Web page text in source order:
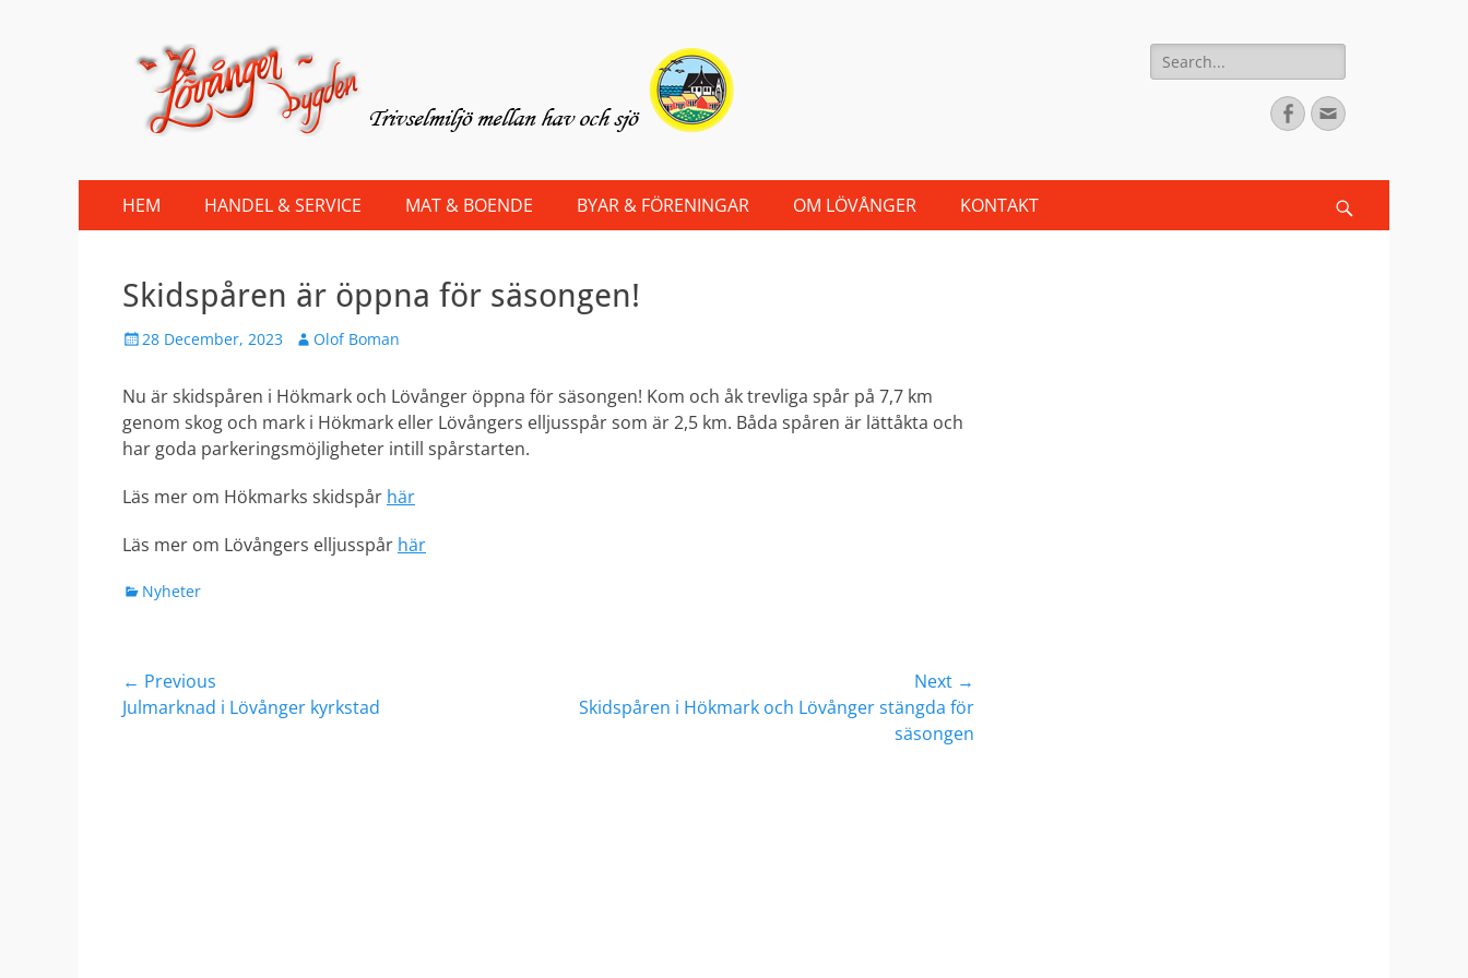
Lovanger.se
Välkommen till Lövånger
Search
for:
Facebook
Email
Primary
Menu
HEM HANDEL & SERVICE MAT & BOENDE BYAR & FÖRENINGAR OM LÖVÅNGER KONTAKT
Skidspåren är öppna för säsongen!
Posted
28 December, 2023 Author
Olof Boman
Nu är skidspåren i Hökmark och Lövånger öppna för säsongen! Kom och åk trevliga spår på 7,7 km
genom skog och mark i Hökmark eller Lövångers elljusspår som är 2,5 km. Båda spåren är lättåkta och
har goda parkeringsmöjligheter intill spårstarten.
Läs mer om Hökmarks skidspår här
Läs mer om Lövångers elljusspår här
Categories
Nyheter
Post
navigation
← Previous
Previous
Julmarknad i Lövånger kyrkstad
Next →
NextSkidspåren i Hökmark och Lövånger stängda för
säsongen